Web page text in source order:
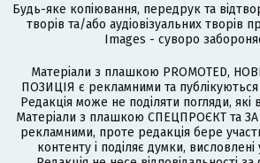
Будь-яке копіювання, передрук та
творів та/або аудіовізуальних творів
Images - суворо
Матеріали з плашкою PROMOTED,
ПОЗИЦІЯ є рекламними та
Редакція може не поділяти погляди,
Матеріали з плашкою СПЕЦПРОЄКТ та
рекламними, проте редакція бере
контенту і поділяє думки, висловлені